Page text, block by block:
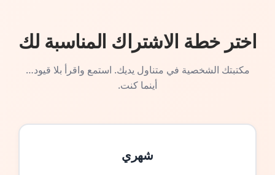
اختر خطة الاشتراك المناسبة لك
مكتبتك الشخصية في متناول يديك. استمع واقرأ بلا قيود…
أينما كنت.
شهري